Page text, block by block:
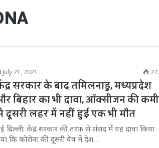
July 21, 2021
सरकार के बाद तमिलनाडु, मध्यप्रदेश
बिहार का भी दावा, ऑक्सीजन की कमी
दूसरी लहर में नहीं हुई एक भी मौत
दिल्ली: केंद्र सरकार की तरफ से संसद में यह दावा किया
कि कोरोना की दूसरी वेव में देश…